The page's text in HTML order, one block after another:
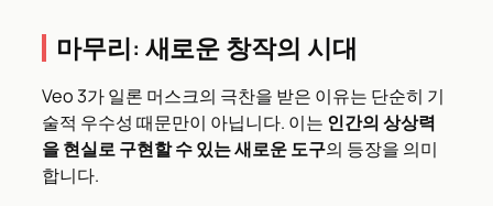
마무리: 새로운 창작의 시대
Veo 3가 일론 머스크의 극찬을 받은 이유는 단순히 기
술적 우수성 때문만이 아닙니다. 이는 인간의 상상력
을 현실로 구현할 수 있는 새로운 도구의 등장을 의미
합니다.